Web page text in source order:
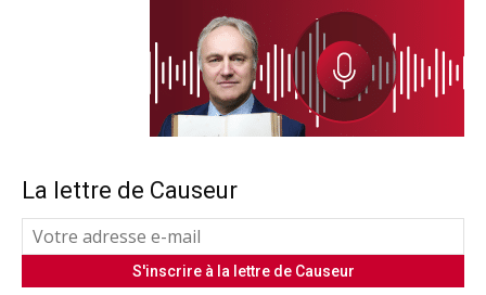
La lettre de Causeur